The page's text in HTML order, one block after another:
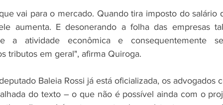
vai para o mercado. Quando tira imposto do salário
aumenta. E desonerando a folha das empresas
a atividade econômica e consequentemente
tributos em geral", afirma Quiroga.
Baleia Rossi já está oficializada, os advogados
do texto – o que não é possível ainda com o